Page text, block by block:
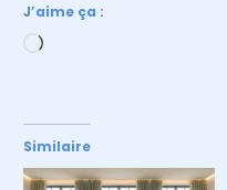
J’aime ça :
Chargement…
Similaire